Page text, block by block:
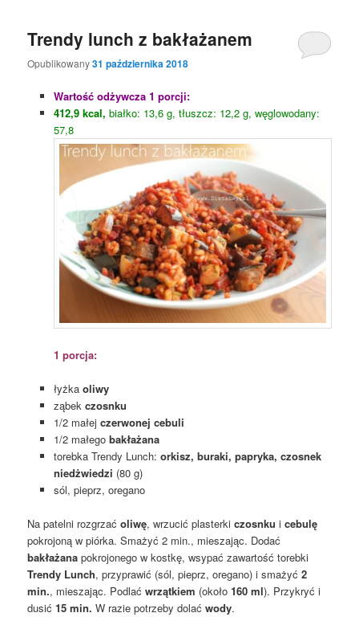
Trendy lunch z bakłażanem
Opublikowany31 października 2018
Wartość odżywcza 1 porcji:
412,9 kcal, białko: 13,6 g, tłuszcz: 12,2 g, węglowodany:
57,8
1 porcja:
łyżka oliwy
ząbek czosnku
1/2 małej czerwonej cebuli
1/2 małego bakłażana
torebka Trendy Lunch: orkisz, buraki, papryka, czosnek
niedżwiedzi (80 g)
sól, pieprz, oregano
Na patelni rozgrzaćoliwę, wrzucić plasterkiczosnku icebulę
pokrojoną w piórka. Smażyć 2 min., mieszając. Dodać
bakłażana pokrojonego w kostkę, wsypać zawartość torebki
Trendy Lunch, przyprawić (sól, pieprz, oregano) i smażyć2
min., mieszając. Podlaćwrzątkiem (około160 ml). Przykryć i
dusić15 min. W razie potrzeby dolaćwody.